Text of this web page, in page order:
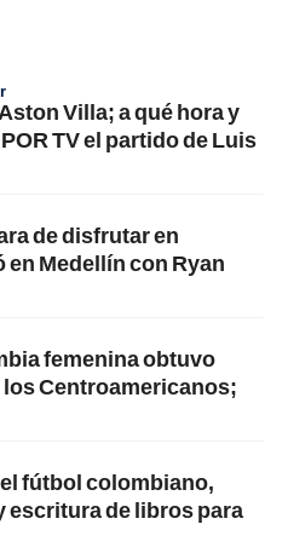
Villa; a qué hora y
TV el partido de Luis
de disfrutar en
Medellín con Ryan
femenina obtuvo
los Centroamericanos;
fútbol colombiano,
escritura de libros para